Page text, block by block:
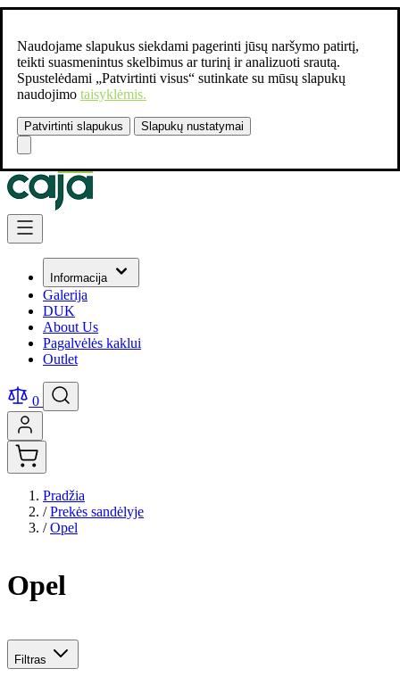
Naudojame slapukus siekdami pagerinti jūsų naršymo patirtį,
teikti suasmenintus skelbimus ar turinį ir analizuoti srautą.
Spustelėdami „Patvirtinti visus“ sutinkate su mūsų slapukų
naudojimo taisyklėmis.
Patvirtinti slapukus Slapukų nustatymai
Susisiekite:
Skip to Content
Informacija
Galerija
DUK
About Us
Pagalvėlės kaklui
Outlet
0
Pradžia
/ Prekės sandėlyje
/ Opel
Opel
Filtras